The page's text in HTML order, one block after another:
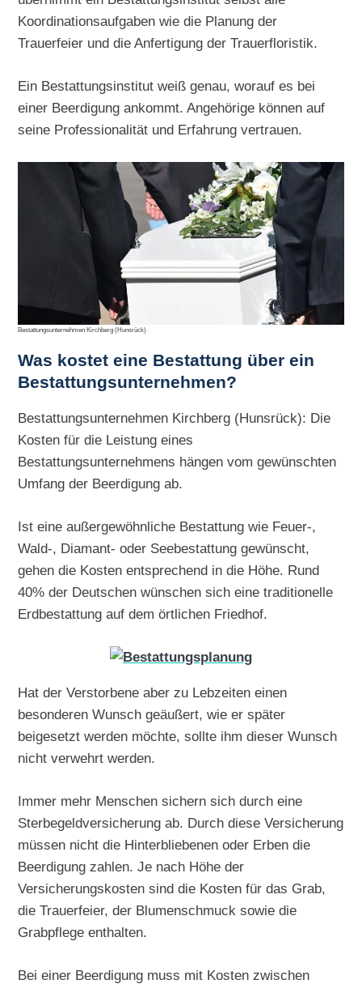
Koordinationsaufgaben wie die Planung der
Trauerfeier und die Anfertigung der Trauerfloristik.
Ein Bestattungsinstitut weiß genau, worauf es bei
einer Beerdigung ankommt. Angehörige können auf
seine Professionalität und Erfahrung vertrauen.
Bestattungsunternehmen Kirchberg (Hunsrück)
Was kostet eine Bestattung über ein
Bestattungsunternehmen?
Bestattungsunternehmen Kirchberg (Hunsrück): Die
Kosten für die Leistung eines
Bestattungsunternehmens hängen vom gewünschten
Umfang der Beerdigung ab.
Ist eine außergewöhnliche Bestattung wie Feuer-,
Wald-, Diamant- oder Seebestattung gewünscht,
gehen die Kosten entsprechend in die Höhe. Rund
40% der Deutschen wünschen sich eine traditionelle
Erdbestattung auf dem örtlichen Friedhof.
Hat der Verstorbene aber zu Lebzeiten einen
besonderen Wunsch geäußert, wie er später
beigesetzt werden möchte, sollte ihm dieser Wunsch
nicht verwehrt werden.
Immer mehr Menschen sichern sich durch eine
Sterbegeldversicherung ab. Durch diese Versicherung
müssen nicht die Hinterbliebenen oder Erben die
Beerdigung zahlen. Je nach Höhe der
Versicherungskosten sind die Kosten für das Grab,
die Trauerfeier, der Blumenschmuck sowie die
Grabpflege enthalten.
Bei einer Beerdigung muss mit Kosten zwischen